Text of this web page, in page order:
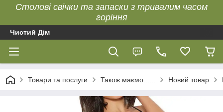
Столові свічки та запаски з тривалим часом
горіння
Чистий Дім
Товари та послуги Також маємо...... Новий товар